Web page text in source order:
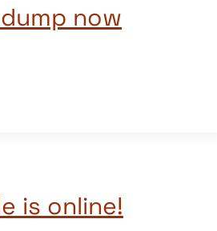
now
is online!